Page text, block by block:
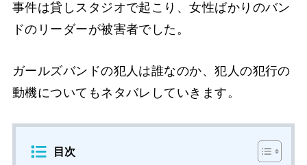
事件は貸しスタジオで起こり、女性ばかりのバン
ドのリーダーが被害者でした。
ガールズバンドの犯人は誰なのか、犯人の犯行の
動機についてもネタバレしていきます。
目次